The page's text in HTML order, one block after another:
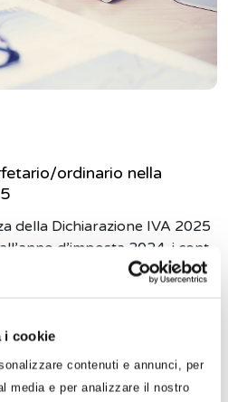
i cookie
contenuti e annunci, per
media e per analizzare il nostro
ordinario nella
della Dichiarazione IVA 2025
d’imposta 2024, i cont...